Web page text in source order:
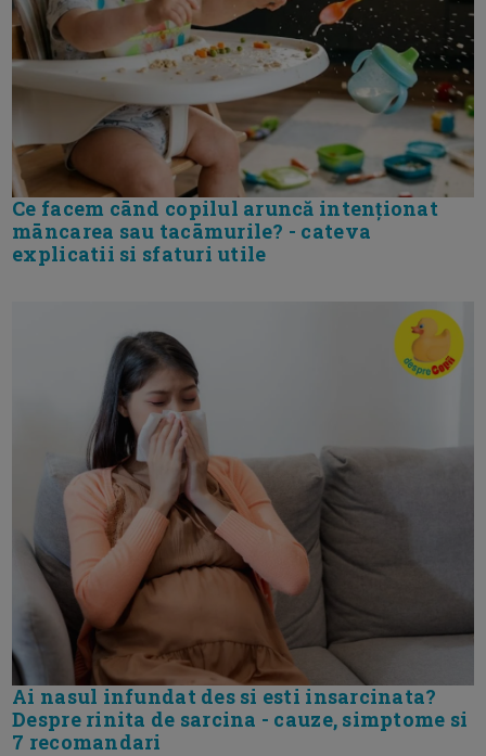
Ce facem cānd copilul aruncă intenționat
māncarea sau tacāmurile? - cateva
explicatii si sfaturi utile
Ai nasul infundat des si esti insarcinata?
Despre rinita de sarcina - cauze, simptome si
7 recomandari